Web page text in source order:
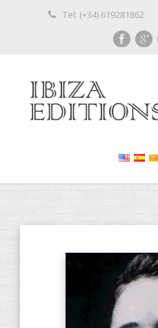
Tel: (+34) 619281862